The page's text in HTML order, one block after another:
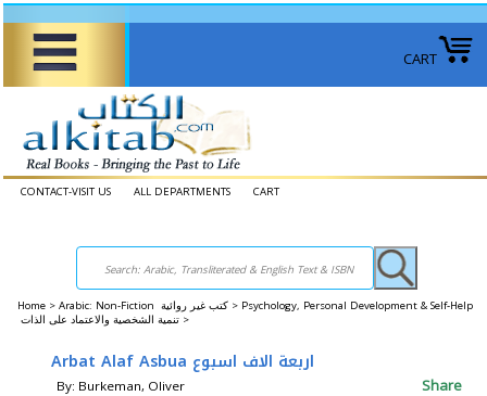
CART
CONTACT-VISIT US ALL DEPARTMENTS CART
Home > Arabic: Non-Fiction كتب غير روائية > Psychology, Personal Development & Self-Help
تنمية الشخصية والاعتماد على الذات >
Arbat Alaf Asbua اربعة الاف اسبوع
By: Burkeman, Oliver Share